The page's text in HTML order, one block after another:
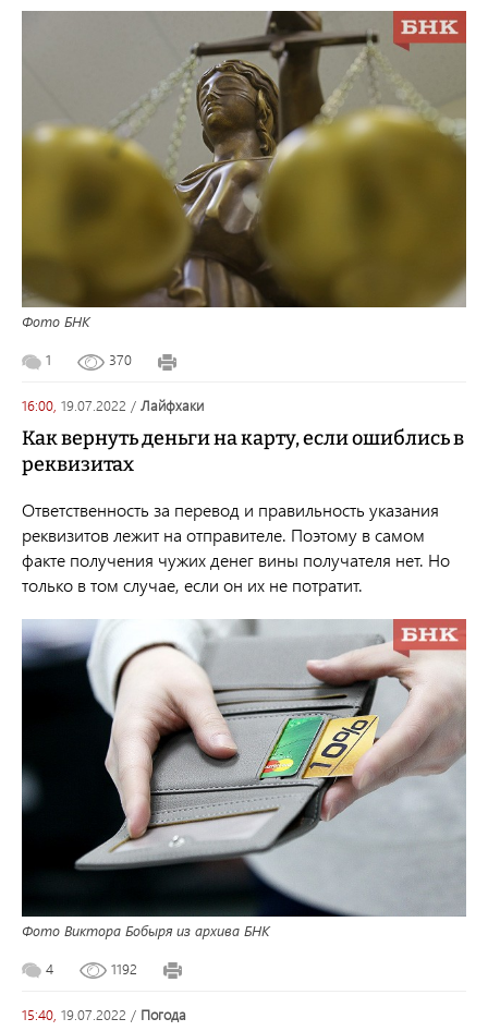
Фото БНК
1 370
16:00, 19.07.2022 / лайфхаки
Как вернуть деньги на карту, если ошиблись в
реквизитах
Ответственность за перевод и правильность указания
реквизитов лежит на отправителе. Поэтому в самом
факте получения чужих денег вины получателя нет. Но
только в том случае, если он их не потратит.
Фото Виктора Бобыря из архива БНК
4 1192
15:40, 19.07.2022 / погода